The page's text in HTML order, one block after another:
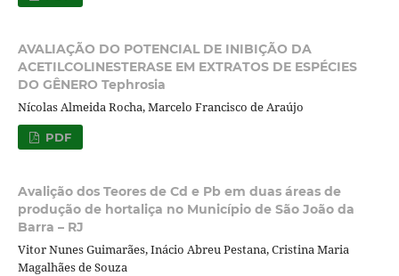
AVALIAÇÃO DO POTENCIAL DE INIBIÇÃO DA
ACETILCOLINESTERASE EM EXTRATOS DE ESPÉCIES
DO GÊNERO Tephrosia
Nícolas Almeida Rocha, Marcelo Francisco de Araújo
PDF
Avalição dos Teores de Cd e Pb em duas áreas de
produção de hortaliça no Município de São João da
Barra – RJ
Vitor Nunes Guimarães, Inácio Abreu Pestana, Cristina Maria
Magalhães de Souza